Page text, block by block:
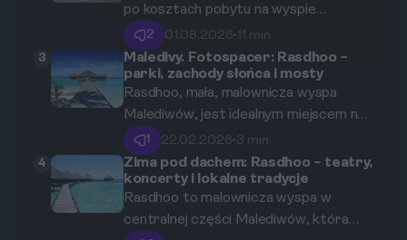
nurkowych, praktycznych
wskazówkach i podwodnych skarbach,
które czekają na odkrycie.
po kosztach pobytu na wyspie
Rasdhoo, uwzględniający noclegi,
jedzenie, transport oraz lokalne
atrakcje.
2 01.08.2026•11 min
3
Maledivy. Fotospacer: Rasdhoo –
parki, zachody słońca i mosty
Rasdhoo, mała, malownicza wyspa
Malediwów, jest idealnym miejscem na
fotospacer. Ten blog przedstawia
najpiękniejsze zakątki wyspy, w tym
parki, zachody słońca i mosty. Poznaj
przyciągające wzrok miejsca i dowiedz
się, jak najlepiej wykorzystać swój czas
1 22.02.2026•3 min
4
Zima pod dachem: Rasdhoo – teatry,
koncerty i lokalne tradycje
Rasdhoo to malownicza wyspa w
centralnej części Malediwów, która